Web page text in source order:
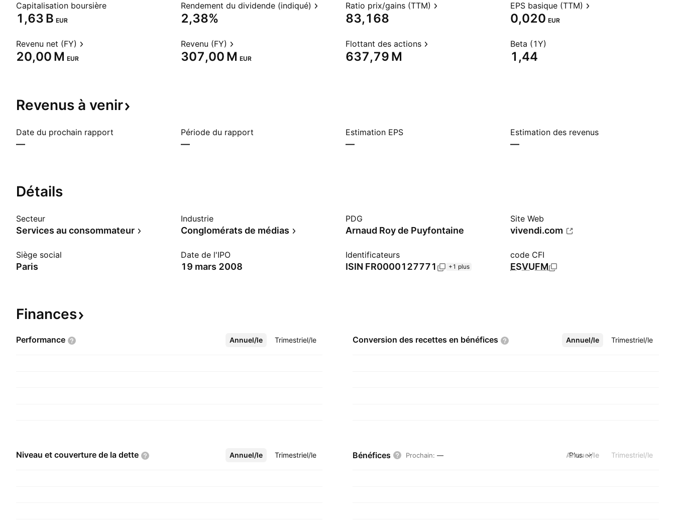
Capitalisation boursière
‪1,63 B‬ EUR
Rendement du dividende (indiqué)
2,38%
Ratio prix/gains (TTM)
83,168
EPS basique (TTM)
0,020 EUR
Revenu net (FY)
‪20,00 M‬ EUR
Revenu (FY)
‪307,00 M‬ EUR
Flottant des actions
‪637,79 M‬
Beta (1Y)
1,44
Revenus à venir
Date du prochain rapport
—
Période du rapport
—
Estimation EPS
—
Estimation des revenus
—
Détails
Secteur
Services au consommateur
Industrie
Conglomérats de médias
PDG
Arnaud Roy de Puyfontaine
Site Web
vivendi.com
Siège social
Paris
Date de l'IPO
19 mars 2008
Identificateurs
ISIN FR0000127771 +1 plus
code CFI
ESVUFM
Finances
Performance Annuel/le Trimestriel/le
Plus Conversion des recettes en bénéfices Annuel/le Trimestriel/le
Plus
Niveau et couverture de la dette Annuel/le Trimestriel/le
Plus Bénéfices Prochain: — Annuel/le Trimestriel/le
Plus